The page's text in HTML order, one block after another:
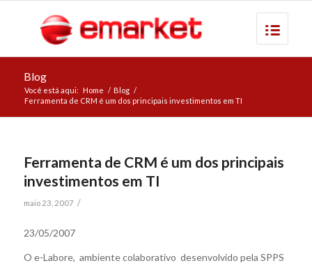
Blog
Você está aqui: Home / Blog /
Ferramenta de CRM é um dos principais investimentos em TI
Ferramenta de CRM é um dos principais
investimentos em TI
maio 23, 2007 /
23/05/2007
O e-Labore, ambiente colaborativo desenvolvido pela SPPS